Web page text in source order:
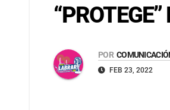
POR
FEB 23, 2022